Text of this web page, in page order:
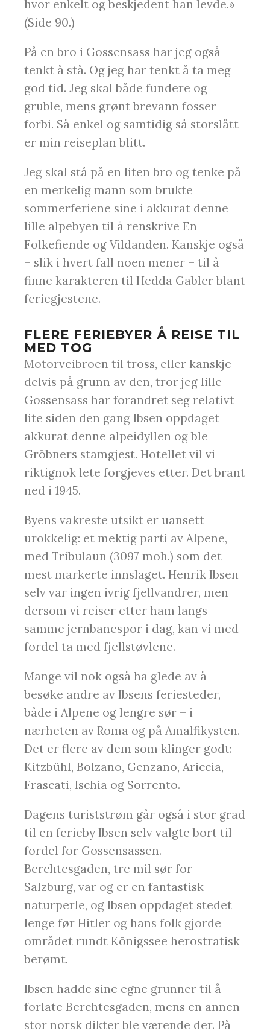
hvor enkelt og beskjedent han levde.»
(Side 90.)
På en bro i Gossensass har jeg også
tenkt å stå. Og jeg har tenkt å ta meg
god tid. Jeg skal både fundere og
gruble, mens grønt brevann fosser
forbi. Så enkel og samtidig så storslått
er min reiseplan blitt.
Jeg skal stå på en liten bro og tenke på
en merkelig mann som brukte
sommerferiene sine i akkurat denne
lille alpebyen til å renskrive En
Folkefiende og Vildanden. Kanskje også
– slik i hvert fall noen mener – til å
finne karakteren til Hedda Gabler blant
feriegjestene.
FLERE FERIEBYER Å REISE TIL
MED TOG
Motorveibroen til tross, eller kanskje
delvis på grunn av den, tror jeg lille
Gossensass har forandret seg relativt
lite siden den gang Ibsen oppdaget
akkurat denne alpeidyllen og ble
Gröbners stamgjest. Hotellet vil vi
riktignok lete forgjeves etter. Det brant
ned i 1945.
Byens vakreste utsikt er uansett
urokkelig: et mektig parti av Alpene,
med Tribulaun (3097 moh.) som det
mest markerte innslaget. Henrik Ibsen
selv var ingen ivrig fjellvandrer, men
dersom vi reiser etter ham langs
samme jernbanespor i dag, kan vi med
fordel ta med fjellstøvlene.
Mange vil nok også ha glede av å
besøke andre av Ibsens feriesteder,
både i Alpene og lengre sør – i
nærheten av Roma og på Amalfikysten.
Det er flere av dem som klinger godt:
Kitzbühl, Bolzano, Genzano, Ariccia,
Frascati, Ischia og Sorrento.
Dagens turiststrøm går også i stor grad
til en ferieby Ibsen selv valgte bort til
fordel for Gossensassen.
Berchtesgaden, tre mil sør for
Salzburg, var og er en fantastisk
naturperle, og Ibsen oppdaget stedet
lenge før Hitler og hans folk gjorde
området rundt Königssee herostratisk
berømt.
Ibsen hadde sine egne grunner til å
forlate Berchtesgaden, mens en annen
stor norsk dikter ble værende der. På